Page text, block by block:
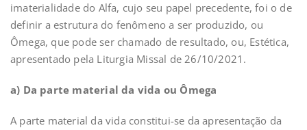
imaterialidade do Alfa, cujo seu papel precedente, foi o de
definir a estrutura do fenômeno a ser produzido, ou
Ômega, que pode ser chamado de resultado, ou, Estética,
apresentado pela Liturgia Missal de 26/10/2021.
a) Da parte material da vida ou Ômega
A parte material da vida constitui-se da apresentação da